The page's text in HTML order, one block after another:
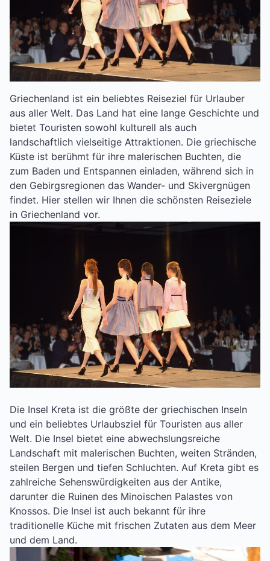
Griechenland ist ein beliebtes Reiseziel für Urlauber
aus aller Welt. Das Land hat eine lange Geschichte und
bietet Touristen sowohl kulturell als auch
landschaftlich vielseitige Attraktionen. Die griechische
Küste ist berühmt für ihre malerischen Buchten, die
zum Baden und Entspannen einladen, während sich in
den Gebirgsregionen das Wander- und Skivergnügen
findet. Hier stellen wir Ihnen die schönsten Reiseziele
in Griechenland vor.
Die Insel Kreta ist die größte der griechischen Inseln
und ein beliebtes Urlaubsziel für Touristen aus aller
Welt. Die Insel bietet eine abwechslungsreiche
Landschaft mit malerischen Buchten, weiten Stränden,
steilen Bergen und tiefen Schluchten. Auf Kreta gibt es
zahlreiche Sehenswürdigkeiten aus der Antike,
darunter die Ruinen des Minoischen Palastes von
Knossos. Die Insel ist auch bekannt für ihre
traditionelle Küche mit frischen Zutaten aus dem Meer
und dem Land.